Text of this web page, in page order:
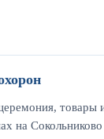
товары
на